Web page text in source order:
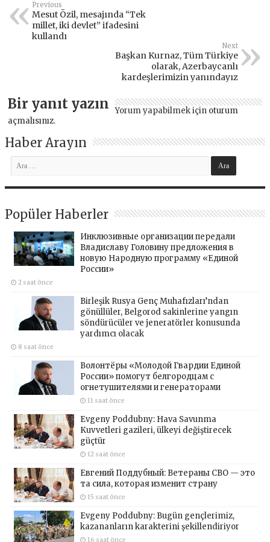
Previous
Mesut Özil, mesajında “Tek
millet, iki devlet” ifadesini
kullandı
Next
Başkan Kurnaz, Tüm Türkiye
olarak, Azerbaycanlı
kardeşlerimizin yanındayız
Bir yanıt yazın Yorum yapabilmek için oturum
açmalısınız.
Haber Arayın
Popüler Haberler
Инклюзивные организации передали
Владиславу Головину предложения в
новую Народную программу «Единой
России»
2 saat önce
Birleşik Rusya Genç Muhafızları’ndan
gönüllüler, Belgorod sakinlerine yangın
söndürücüler ve jeneratörler konusunda
yardımcı olacak
8 saat önce
Волонтёры «Молодой Гвардии Единой
России» помогут белгородцам с
огнетушителями и генераторами
11 saat önce
Evgeny Poddubny: Hava Savunma
Kuvvetleri gazileri, ülkeyi değiştirecek
güçtür
12 saat önce
Евгений Поддубный: Ветераны СВО — это
та сила, которая изменит страну
15 saat önce
Evgeny Poddubny: Bugün gençlerimiz,
kazananların karakterini şekillendiriyor
16 saat önce